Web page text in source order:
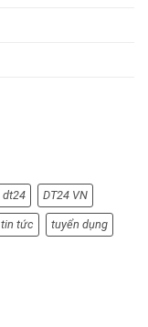
dt24 DT24 VN
tin tức tuyển dụng